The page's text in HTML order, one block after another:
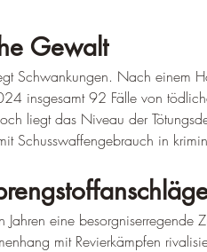
Gewalt
Schwankungen. Nach einem
insgesamt 92 Fälle von
liegt das Niveau der
Schusswaffengebrauch in
Jahren eine besorgniserregende
mit Revierkämpfen